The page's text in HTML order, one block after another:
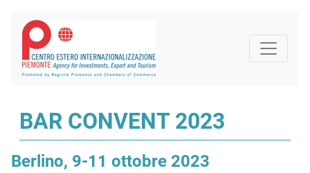
BAR CONVENT 2023
Berlino, 9-11 ottobre 2023